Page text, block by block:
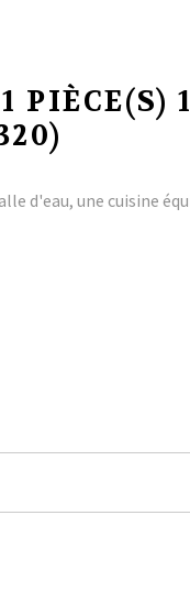
PIÈCE(S)
d'eau, une cuisine